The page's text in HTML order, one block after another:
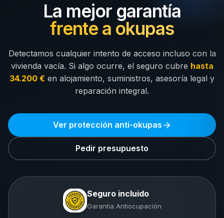
La mejor garantía
frente a okupas
Detectamos cualquier intento de acceso incluso con la
vivienda vacía. Si algo ocurre, el seguro cubre hasta
34.200 € en alojamiento, suministros, asesoría legal y
reparación integral.
Ver protección anti-okupas
Pedir presupuesto
Seguro incluido
Garantía Antiocupación